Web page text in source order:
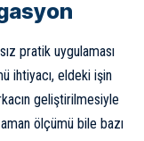
pratik uygulaması
ihtiyacı, eldeki işin
geliştirilmesiyle
ölçümü bile bazı